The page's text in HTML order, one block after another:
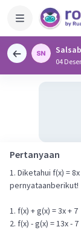
04
Pertanyaan
1. Diketahui f(x) =
pernyataanberikut!
1. f(x) + g(x) = 3x + 7
2. f(x) - g(x) = 13x - 7